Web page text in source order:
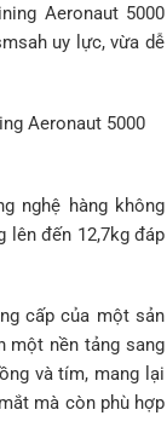
Aeronaut 5000
uy lực, vừa dễ
Aeronaut 5000
nghệ hàng không
lên đến 12,7kg đáp
cấp của một sản
một nền tảng sang
và tím, mang lại
mà còn phù hợp